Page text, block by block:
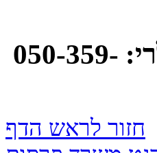
אסנת רוטמן: טלפון: 04-682-0748 סלולרי: 050-359-
חזור לראש הדף